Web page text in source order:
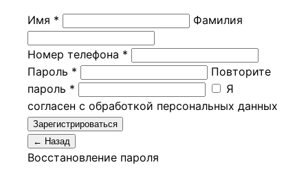
Имя * Фамилия
Номер телефона *
Пароль *
Повторите
пароль *
Я
согласен с обработкой персональных данных
Зарегистрироваться
← Назад
Восстановление пароля